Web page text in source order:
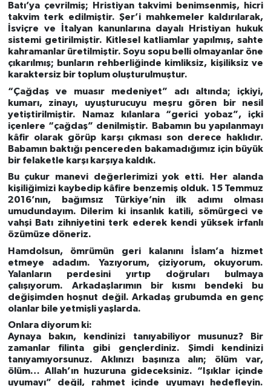
Batı’ya çevrilmiş; Hristiyan takvimi benimsenmiş, hicri
takvim terk edilmiştir. Şer’i mahkemeler kaldırılarak,
İsviçre ve İtalyan kanunlarına dayalı Hristiyan hukuk
sistemi getirilmiştir. Kitlesel katliamlar yapılmış, sahte
kahramanlar üretilmiştir. Soyu sopu belli olmayanlar öne
çıkarılmış; bunların rehberliğinde kimliksiz, kişiliksiz ve
karaktersiz bir toplum oluşturulmuştur.
“Çağdaş ve muasır medeniyet” adı altında; içkiyi,
kumarı, zinayı, uyuşturucuyu meşru gören bir nesil
yetiştirilmiştir. Namaz kılanlara “gerici yobaz”, içki
içenlere “çağdaş” denilmiştir. Babamın bu yapılanmayı
kâfir olarak görüp karşı çıkması son derece haklıdır.
Babamın baktığı pencereden bakamadığımız için büyük
bir felaketle karşı karşıya kaldık.
Bu çukur manevi değerlerimizi yok etti. Her alanda
kişiliğimizi kaybedip kâfire benzemiş olduk. 15 Temmuz
2016’nın, bağımsız Türkiye’nin ilk adımı olması
umudundayım. Dilerim ki insanlık katili, sömürgeci ve
vahşi Batı zihniyetini terk ederek kendi yüksek irfanlı
özümüze döneriz.
Hamdolsun, ömrümün geri kalanını İslam’a hizmet
etmeye adadım. Yazıyorum, çiziyorum, okuyorum.
Yalanların perdesini yırtıp doğruları bulmaya
çalışıyorum. Arkadaşlarımın bir kısmı bendeki bu
değişimden hoşnut değil. Arkadaş grubumda en genç
olanlar bile yetmişli yaşlarda.
Onlara diyorum ki:
Aynaya bakın, kendinizi tanıyabiliyor musunuz? Bir
zamanlar filinta gibi gençlerdiniz. Şimdi kendinizi
tanıyamıyorsunuz. Aklınızı başınıza alın; ölüm var,
ölüm… Allah’ın huzuruna gideceksiniz. “Işıklar içinde
uyumayı” değil, rahmet içinde uyumayıhedefleyin.